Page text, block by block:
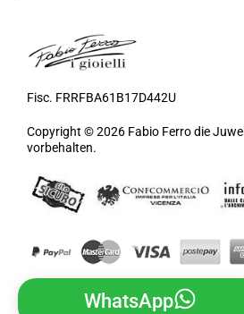
Fisc. FRRFBA61B17D442U
Copyright © 2026 Fabio Ferro die
vorbehalten.
WhatsApp